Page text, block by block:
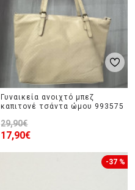
Γυναικεία ανοιχτό μπεζ
καπιτονέ τσάντα ώμου 993575
17,90€
29,90€
-37 %